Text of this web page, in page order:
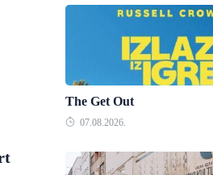
The Get Out
07.08.2026.